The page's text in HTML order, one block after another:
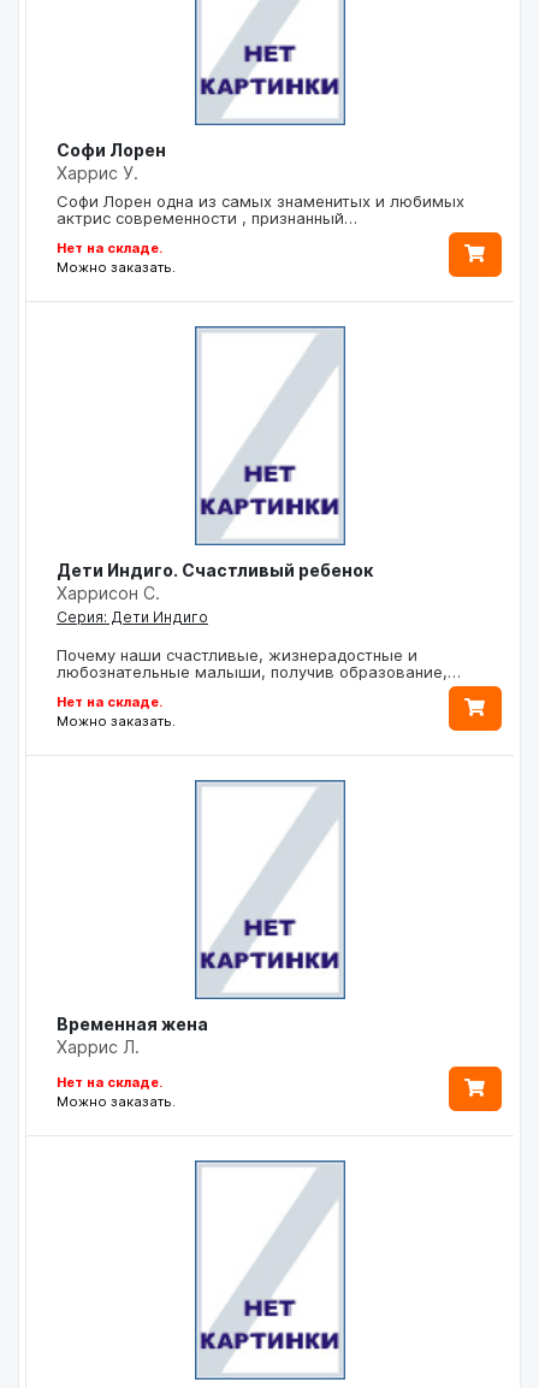
Софи Лорен
Харрис У.
Софи Лорен одна из самых знаменитых и любимых
актрис современности , признанный…
Нет на складе.
Можно заказать.
Дети Индиго. Счастливый ребенок
Харрисон С.
Серия: Дети Индиго
Почему наши счастливые, жизнерадостные и
любознательные малыши, получив образование,…
Нет на складе.
Можно заказать.
Временная жена
Харрис Л.
Нет на складе.
Можно заказать.